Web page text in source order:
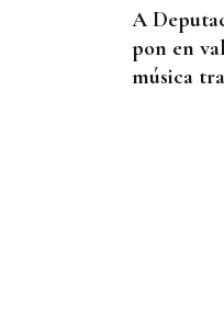
A
pon en
música